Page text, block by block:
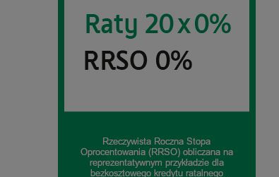
GŁOŚNIK MANTA KRIOS SPK1202B250
350W BLUETOOTH KARAOKE